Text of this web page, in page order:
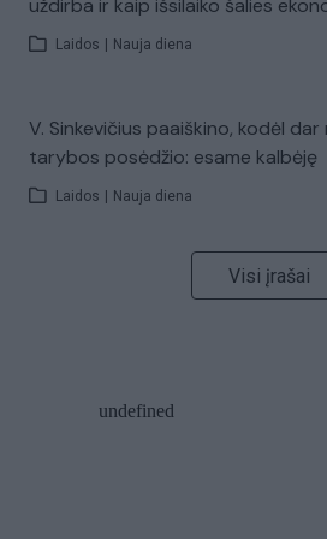
uždirba ir kaip išsilaiko šalies
Laidos Nauja diena
V. Sinkevičius paaiškino, kodėl
tarybos posėdžio: esame kalbėję
Laidos Nauja diena
Visi įrašai